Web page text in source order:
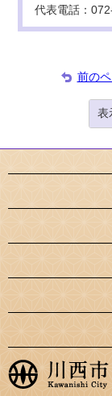
代表電話：
前の
表